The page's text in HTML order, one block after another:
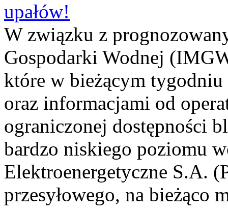
upałów!
W związku z
Gospodarki Wodnej
które w bieżącym tygodniu
oraz informacjami od
ograniczonej dostępności
bardzo niskiego poziomu
Elektroenergetyczne S.A.
przesyłowego, na bieżąco